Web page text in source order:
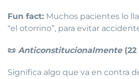
Fun fact: Muchos pacientes lo
“el otorrino”, para evitar
📜 Anticonstitucionalmente(22
Significa algo que va en contra